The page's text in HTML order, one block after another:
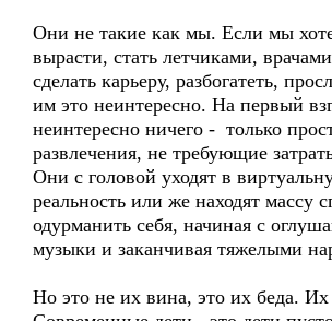
Они не такие как мы. Если мы
вырасти, стать летчиками,
сделать карьеру, разбогатеть,
им это неинтересно. На первый
неинтересно ничего - только
развлечения, не требующие
Они с головой уходят в
реальность или же находят массу
одурманить себя, начиная с
музыки и заканчивая тяжелыми
Но это не их вина, это их беда.